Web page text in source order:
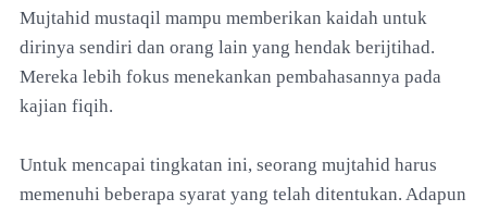
Mujtahid mustaqil mampu memberikan kaidah untuk
dirinya sendiri dan orang lain yang hendak berijtihad.
Mereka lebih fokus menekankan pembahasannya pada
kajian fiqih.
Untuk mencapai tingkatan ini, seorang mujtahid harus
memenuhi beberapa syarat yang telah ditentukan. Adapun